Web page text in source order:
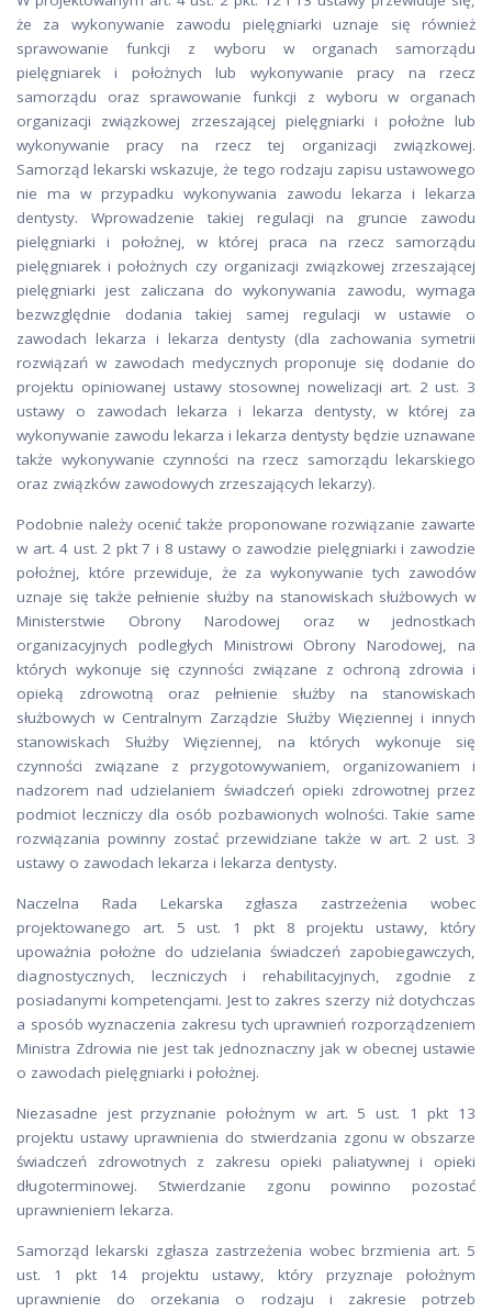
że za wykonywanie zawodu pielęgniarki uznaje się również
sprawowanie funkcji z wyboru w organach samorządu
pielęgniarek i położnych lub wykonywanie pracy na rzecz
samorządu oraz sprawowanie funkcji z wyboru w organach
organizacji związkowej zrzeszającej pielęgniarki i położne lub
wykonywanie pracy na rzecz tej organizacji związkowej.
Samorząd lekarski wskazuje, że tego rodzaju zapisu ustawowego
nie ma w przypadku wykonywania zawodu lekarza i lekarza
dentysty. Wprowadzenie takiej regulacji na gruncie zawodu
pielęgniarki i położnej, w której praca na rzecz samorządu
pielęgniarek i położnych czy organizacji związkowej zrzeszającej
pielęgniarki jest zaliczana do wykonywania zawodu, wymaga
bezwzględnie dodania takiej samej regulacji w ustawie o
zawodach lekarza i lekarza dentysty (dla zachowania symetrii
rozwiązań w zawodach medycznych proponuje się dodanie do
projektu opiniowanej ustawy stosownej nowelizacji art. 2 ust. 3
ustawy o zawodach lekarza i lekarza dentysty, w której za
wykonywanie zawodu lekarza i lekarza dentysty będzie uznawane
także wykonywanie czynności na rzecz samorządu lekarskiego
oraz związków zawodowych zrzeszających lekarzy).
Podobnie należy ocenić także proponowane rozwiązanie zawarte
w art. 4 ust. 2 pkt 7 i 8 ustawy o zawodzie pielęgniarki i zawodzie
położnej, które przewiduje, że za wykonywanie tych zawodów
uznaje się także pełnienie służby na stanowiskach służbowych w
Ministerstwie Obrony Narodowej oraz w jednostkach
organizacyjnych podległych Ministrowi Obrony Narodowej, na
których wykonuje się czynności związane z ochroną zdrowia i
opieką zdrowotną oraz pełnienie służby na stanowiskach
służbowych w Centralnym Zarządzie Służby Więziennej i innych
stanowiskach Służby Więziennej, na których wykonuje się
czynności związane z przygotowywaniem, organizowaniem i
nadzorem nad udzielaniem świadczeń opieki zdrowotnej przez
podmiot leczniczy dla osób pozbawionych wolności. Takie same
rozwiązania powinny zostać przewidziane także w art. 2 ust. 3
ustawy o zawodach lekarza i lekarza dentysty.
Naczelna Rada Lekarska zgłasza zastrzeżenia wobec
projektowanego art. 5 ust. 1 pkt 8 projektu ustawy, który
upoważnia położne do udzielania świadczeń zapobiegawczych,
diagnostycznych, leczniczych i rehabilitacyjnych, zgodnie z
posiadanymi kompetencjami. Jest to zakres szerzy niż dotychczas
a sposób wyznaczenia zakresu tych uprawnień rozporządzeniem
Ministra Zdrowia nie jest tak jednoznaczny jak w obecnej ustawie
o zawodach pielęgniarki i położnej.
Niezasadne jest przyznanie położnym w art. 5 ust. 1 pkt 13
projektu ustawy uprawnienia do stwierdzania zgonu w obszarze
świadczeń zdrowotnych z zakresu opieki paliatywnej i opieki
długoterminowej. Stwierdzanie zgonu powinno pozostać
uprawnieniem lekarza.
Samorząd lekarski zgłasza zastrzeżenia wobec brzmienia art. 5
ust. 1 pkt 14 projektu ustawy, który przyznaje położnym
uprawnienie do orzekania o rodzaju i zakresie potrzeb